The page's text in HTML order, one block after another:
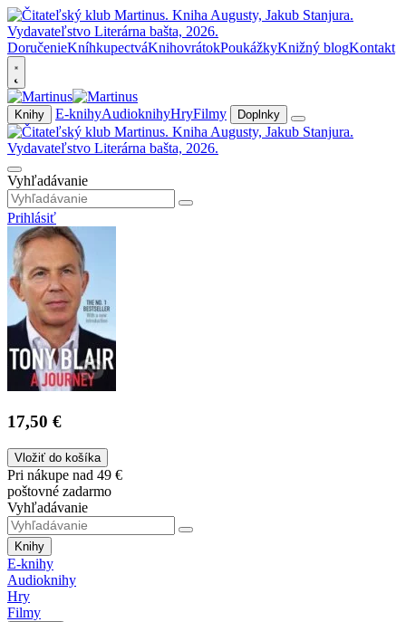
DoručenieKníhkupectváKnihovrátokPoukážkyKnižný blogKontakt
Knihy E-knihyAudioknihyHryFilmy Doplnky
Vyhľadávanie
Prihlásiť
17,50 €
Vložiť do košíka
Pri nákupe nad 49 €
poštovné zadarmo
Vyhľadávanie
Knihy
E-knihy
Audioknihy
Hry
Filmy